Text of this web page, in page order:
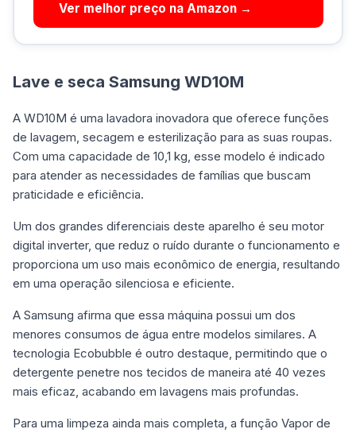
Ver melhor preço na Amazon →
Lave e seca Samsung WD10M
A WD10M é uma lavadora inovadora que oferece funções
de lavagem, secagem e esterilização para as suas roupas.
Com uma capacidade de 10,1 kg, esse modelo é indicado
para atender as necessidades de famílias que buscam
praticidade e eficiência.
Um dos grandes diferenciais deste aparelho é seu motor
digital inverter, que reduz o ruído durante o funcionamento e
proporciona um uso mais econômico de energia, resultando
em uma operação silenciosa e eficiente.
A Samsung afirma que essa máquina possui um dos
menores consumos de água entre modelos similares. A
tecnologia Ecobubble é outro destaque, permitindo que o
detergente penetre nos tecidos de maneira até 40 vezes
mais eficaz, acabando em lavagens mais profundas.
Para uma limpeza ainda mais completa, a função Vapor de